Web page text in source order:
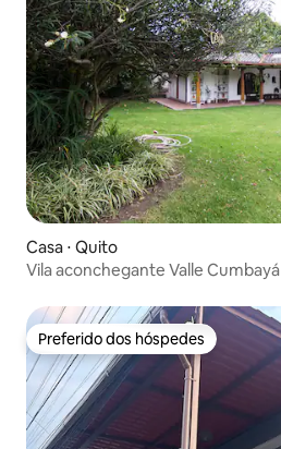
Casa ⋅ Quito
Vila aconchegante Valle Cumbayá
Preferido dos hóspedes
Preferido dos hóspedes